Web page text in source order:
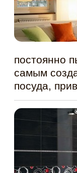
постоянно
самым
посуда,